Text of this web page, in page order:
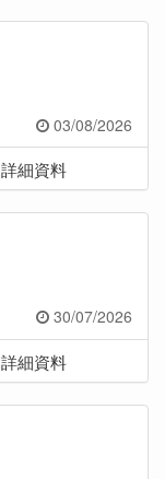
03/08/2026
詳細資料
30/07/2026
詳細資料